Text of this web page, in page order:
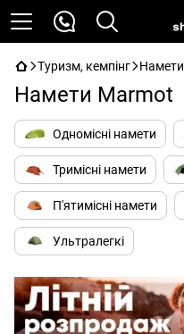
Туризм, кемпінг Намети
Намети Marmot
Одномісні намети
Тримісні намети
П'ятимісні намети
Ультралегкі